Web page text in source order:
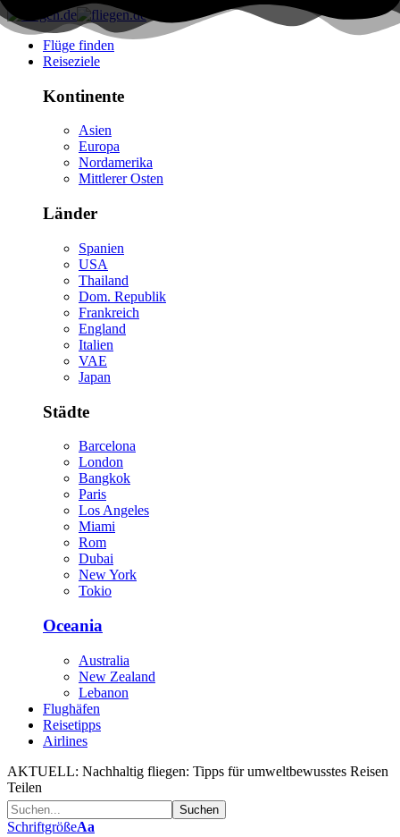
Flüge finden
Reiseziele
Kontinente
Asien
Europa
Nordamerika
Mittlerer Osten
Länder
Spanien
USA
Thailand
Dom. Republik
Frankreich
England
Italien
VAE
Japan
Städte
Barcelona
London
Bangkok
Paris
Los Angeles
Miami
Rom
Dubai
New York
Tokio
Oceania
Australia
New Zealand
Lebanon
Flughäfen
Reisetipps
Airlines
AKTUELL: Nachhaltig fliegen: Tipps für umweltbewusstes Reisen
Teilen
SchriftgrößeAa